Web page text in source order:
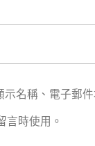
示名稱、電子郵
言時使用。